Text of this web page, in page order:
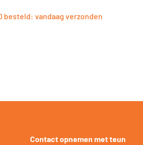
besteld: vandaag verzonden
Contact opnemen met teun